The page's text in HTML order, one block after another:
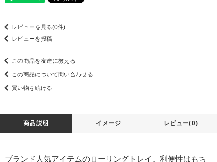
レビューを見る(0件)
レビューを投稿
この商品を友達に教える
この商品について問い合わせる
買い物を続ける
商品説明 イメージ レビュー(0)
ブランド人気アイテムのローリングトレイ。利便性はもち